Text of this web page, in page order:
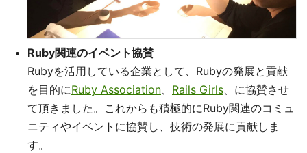
Ruby関連のイベント協賛
Rubyを活用している企業として、Rubyの発展と貢献
を目的にRuby Association、 Rails Girls、に協賛させ
て頂きました。これからも積極的にRuby関連のコミュ
ニティやイベントに協賛し、技術の発展に貢献しま
す。